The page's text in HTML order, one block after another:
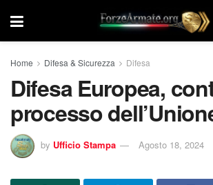
Home Difesa & Sicurezza Difesa
Difesa Europea,
processo
by Ufficio Stampa Agosto 18, 2024